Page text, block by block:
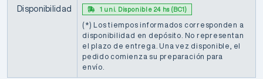
Disponibilidad 1 uni. Disponible 24 hs (BC1)
(*) Los tiempos informados corresponden a
disponibilidad en depósito. No representan
el plazo de entrega. Una vez disponible, el
pedido comienza su preparación para
envío.